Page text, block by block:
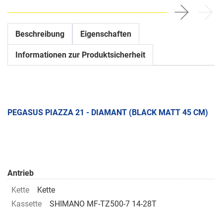
Beschreibung Eigenschaften
Informationen zur Produktsicherheit
PEGASUS PIAZZA 21 - DIAMANT (BLACK MATT 45 CM)
Antrieb
Kette
Kette
Kassette
SHIMANO MF-TZ500-7 14-28T